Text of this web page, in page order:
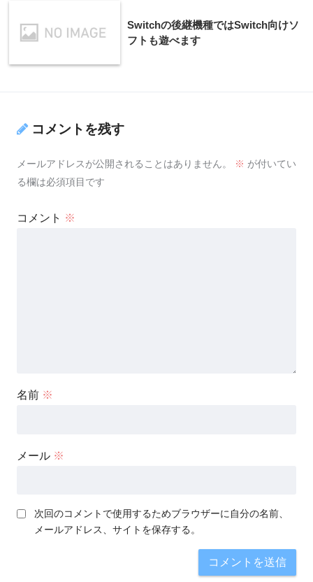
Switchの後継機種ではSwitch向けソ
フトも遊べます
コメントを残す
メールアドレスが公開されることはありません。 ※ が付いてい
る欄は必須項目です
コメント ※
名前 ※
メール ※
次回のコメントで使用するためブラウザーに自分の名前、
メールアドレス、サイトを保存する。